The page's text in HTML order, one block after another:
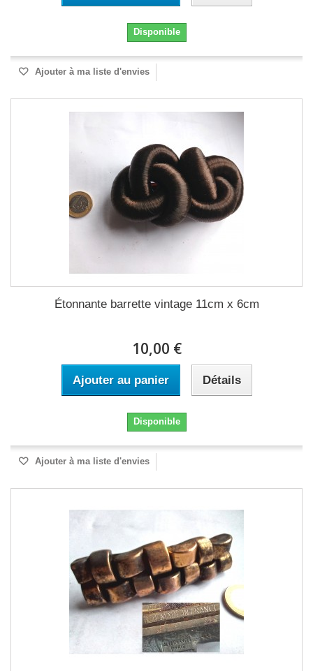
Disponible
Ajouter à ma liste d'envies
Étonnante barrette vintage 11cm x 6cm
10,00 €
Ajouter au panier Détails
Disponible
Ajouter à ma liste d'envies